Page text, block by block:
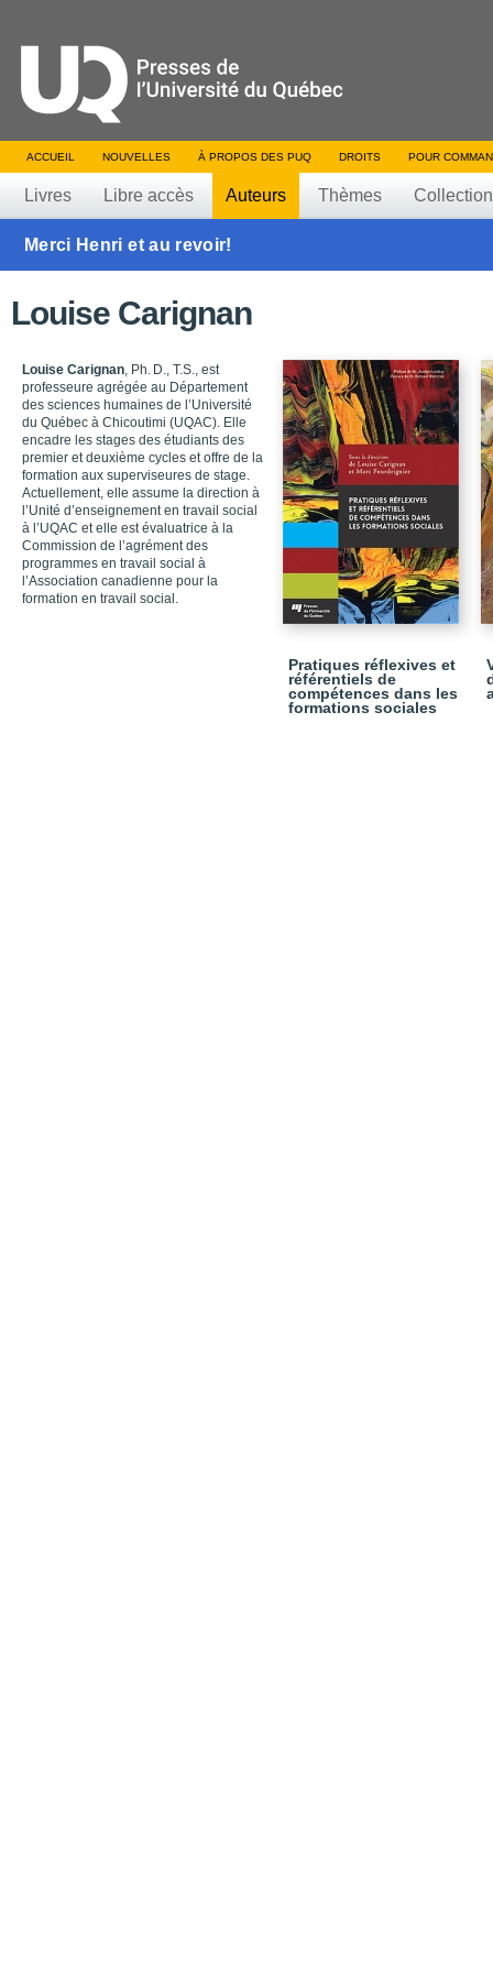
ACCUEIL NOUVELLES À PROPOS DES PUQ DROITS POUR
Livres Libre accès Auteurs Thèmes
Merci Henri et au revoir!
Louise Carignan
Louise Carignan, Ph. D., T.S., est
professeure agrégée au Département
des sciences humaines de l’Université
du Québec à Chicoutimi (UQAC). Elle
encadre les stages des étudiants des
premier et deuxième cycles et offre de la
formation aux superviseures de stage.
Actuellement, elle assume la direction à
l’Unité d’enseignement en travail social
à l’UQAC et elle est évaluatrice à la
Commission de l’agrément des
programmes en travail social à
l’Association canadienne pour la
formation en travail social.
Pratiques réflexives et
référentiels de
compétences dans les
formations sociales